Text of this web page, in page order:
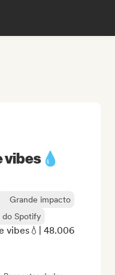
vibes💧
Grande impacto
do Spotify
vibes💧| 48.006